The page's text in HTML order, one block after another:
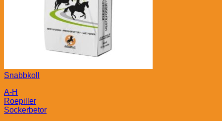
Snabbkoll
A-H
Roepiller
Sockerbetor